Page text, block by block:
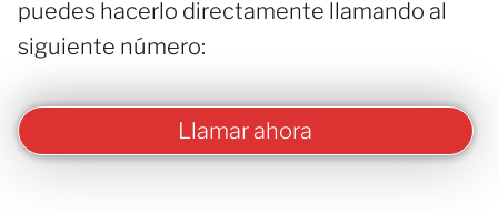
puedes hacerlo directamente llamando al
siguiente número:
Llamar ahora